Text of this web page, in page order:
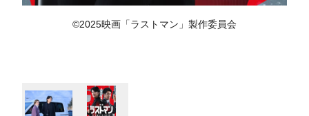
©︎2025映画「ラストマン」製作委員会